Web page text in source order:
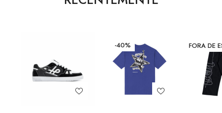
-40% FORA DE